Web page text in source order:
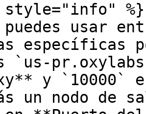
%}
puedes usar
específicas
`us-
y `10000`
un nodo de